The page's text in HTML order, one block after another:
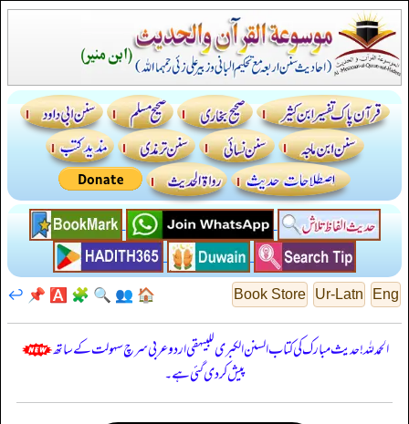
Eng
Ur-Latn
Book Store
🏠
👥
🔍
🧩
🅰️
📌
↩️
الحمدللہ! حدیث مبارک کی کتاب السنن الكبرى للبيهقي اردو عربی سرچ سہولت کے ساتھ
پیش کر دی گئی ہے۔